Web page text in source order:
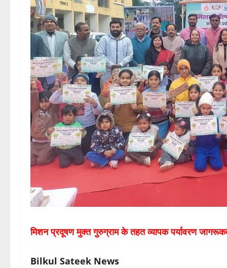
मिशन प्रदूषण मुक्त गुरुग्राम के तहत व्यापक पर्यावरण
Bilkul Sateek News